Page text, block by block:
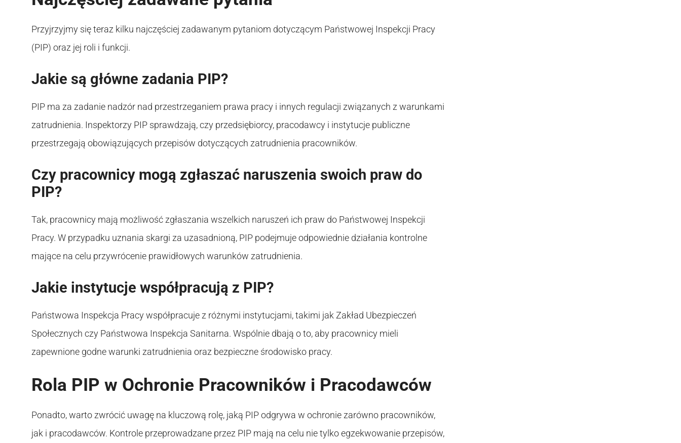
Przyjrzyjmy się teraz kilku najczęściej zadawanym pytaniom dotyczącym Państwowej Inspekcji Pracy
(PIP) oraz jej roli i funkcji.
Jakie są główne zadania PIP?
PIP ma za zadanie nadzór nad przestrzeganiem prawa pracy i innych regulacji związanych z warunkami
zatrudnienia. Inspektorzy PIP sprawdzają, czy przedsiębiorcy, pracodawcy i instytucje publiczne
przestrzegają obowiązujących przepisów dotyczących zatrudnienia pracowników.
Czy pracownicy mogą zgłaszać naruszenia swoich praw do
PIP?
Tak, pracownicy mają możliwość zgłaszania wszelkich naruszeń ich praw do Państwowej Inspekcji
Pracy. W przypadku uznania skargi za uzasadnioną, PIP podejmuje odpowiednie działania kontrolne
mające na celu przywrócenie prawidłowych warunków zatrudnienia.
Jakie instytucje współpracują z PIP?
Państwowa Inspekcja Pracy współpracuje z różnymi instytucjami, takimi jak Zakład Ubezpieczeń
Społecznych czy Państwowa Inspekcja Sanitarna. Wspólnie dbają o to, aby pracownicy mieli
zapewnione godne warunki zatrudnienia oraz bezpieczne środowisko pracy.
Rola PIP w Ochronie Pracowników i Pracodawców
Ponadto, warto zwrócić uwagę na kluczową rolę, jaką PIP odgrywa w ochronie zarówno pracowników,
jak i pracodawców. Kontrole przeprowadzane przez PIP mają na celu nie tylko egzekwowanie przepisów,